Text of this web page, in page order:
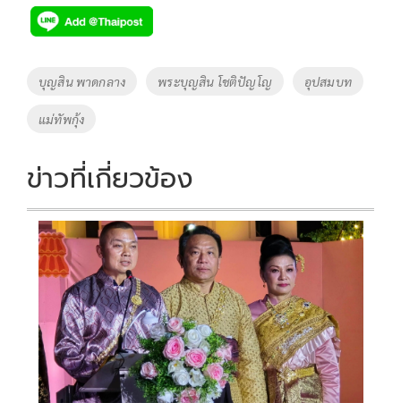
e
b
o
o
k
tt
er
p
y
Tags
บุญสิน พาดกลาง พระบุญสิน โชติปัญโญ อุปสมบท
แม่ทัพกุ้ง
ข่าวที่เกี่ยวข้อง